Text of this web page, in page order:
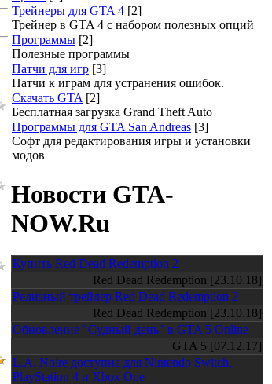
Трейнеры для GTA 4 [2]
Трейнер в GTA 4 с набором полезных опций
Программы [2]
Полезные программы
Патчи для игр [3]
Патчи к играм для устранения ошибок.
Скачать GTA [2]
Бесплатная загрузка Grand Theft Auto
Программы для GTA San Andreas [3]
Софт для редактирования игры и установки
модов
Новости GTA-
NOW.Ru
Купить Red Dead Redemption 2
Red Dead Redemption [23.10.18]
Релизный трейлер Red Dead Redemption 2
Red Dead Redemption [23.10.18]
Обновление "Судный день" в GTA 5 Online
GTA 5 [07.12.17]
L.A. Noire доступна для Nintendo Switch,
PlayStation 4 и Xbox One